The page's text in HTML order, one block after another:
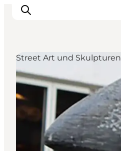
Inspiration
Regionen
Erlebnisse
Unterkünfte
Reiseplanung
Street Art und Skulpturen